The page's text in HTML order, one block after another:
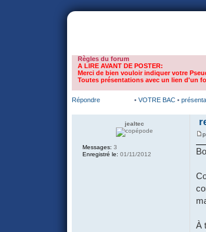
Règles du forum
A LIRE AVANT DE POSTER:
Merci de bien vouloir indiquer votre
Toutes présentations avec un lien d'un
Répondre • VOTRE BAC •
À
jealtec
Messages: 3
Enregistré le: 01/11/2012